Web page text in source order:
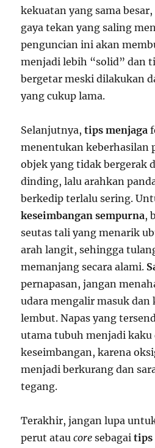
kekuatan yang sama
gaya tekan yang saling
penguncian ini akan
menjadi lebih “solid” dan
bergetar meski dilakukan
yang cukup lama.
Selanjutnya,tips menjaga
menentukan keberhasilan
objek yang tidak bergerak
dinding, lalu arahkan
berkedip terlalu sering.
keseimbangan sempurna,
seutas tali yang menarik
arah langit, sehingga
memanjang secara alami.
pernapasan, jangan
udara mengalir masuk dan
lembut. Napas yang
utama tubuh menjadi
keseimbangan, karena
menjadi berkurang dan
tegang.
Terakhir, jangan lupa
perut ataucore sebagaitips